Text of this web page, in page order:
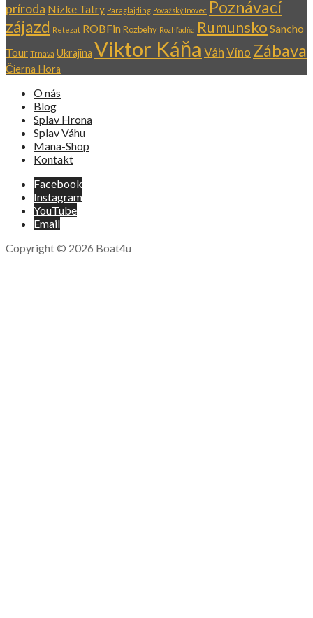
príroda Nízke Tatry Paraglajding Považský Inovec Poznávací
zájazd Retezat ROBFin Rozbehy Rozhľadňa Rumunsko Sancho
Tour Trnava Ukrajina Viktor Káňa VáhVíno Zábava
Čierna Hora
O nás
Blog
Splav Hrona
Splav Váhu
Mana-Shop
Kontakt
Facebook
Instagram
YouTube
Email
Copyright © 2026 Boat4u